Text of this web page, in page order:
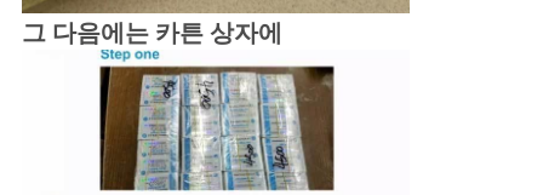
그 다음에는 카튼 상자에